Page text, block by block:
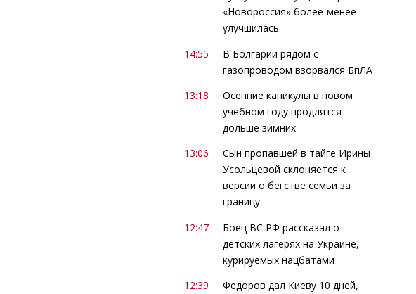
«Новороссия» более-менее
улучшилась
14:55
В Болгарии рядом с
газопроводом взорвался БпЛА
13:18
Осенние каникулы в новом
учебном году продлятся
дольше зимних
13:06
Сын пропавшей в тайге Ирины
Усольцевой склоняется к
версии о бегстве семьи за
границу
12:47
Боец ВС РФ рассказал о
детских лагерях на Украине,
курируемых нацбатами
12:39
Федоров дал Киеву 10 дней,